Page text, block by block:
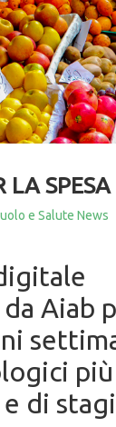
LA
e Salute News
Aiab
più
di